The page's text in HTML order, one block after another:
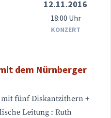
12.11.2016
18:00 Uhr
KONZERT
dem Nürnberger
fünf Diskantzithern +
Leitung : Ruth